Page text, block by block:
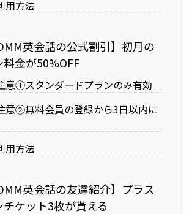
用方法
英会話の公式割引】初月の
料金が50%OFF
意①スタンダードプランのみ有効
意②無料会員の登録から3日以内に
用方法
英会話の友達紹介】プラス
チケット3枚が貰える